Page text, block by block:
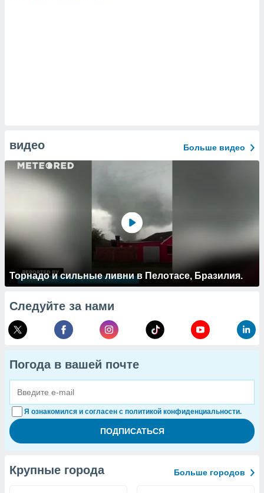
видео Больше видео
Торнадо и сильные ливни в Пелотасе, Бразилия.
Следуйте за нами
Погода в вашей почте
Я ознакомился и согласен с политикой конфиденциальности.
Крупные города Больше городов